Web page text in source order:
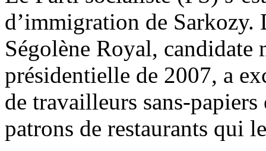
d’immigration de Sarkozy.
Ségolène Royal, candidate
présidentielle de 2007, a
de travailleurs sans-papiers
patrons de restaurants qui